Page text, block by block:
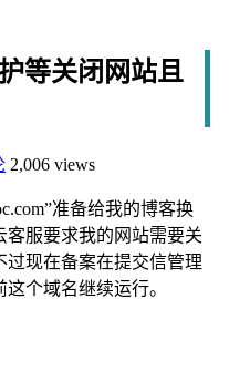
等关闭网站且
2,006 views
准备给我的博客换
服要求我的网站需要关
过现在备案在提交信管理
个域名继续运行。